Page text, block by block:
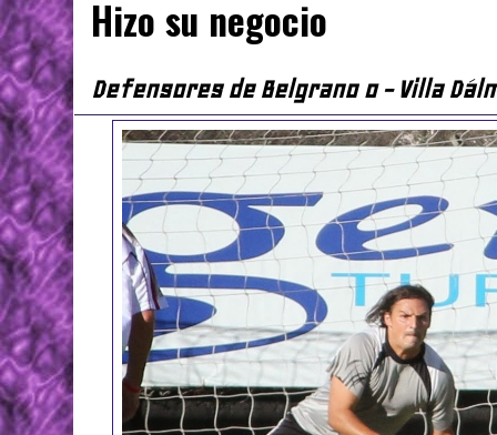
Hizo su negocio
Defensores de Belgrano 0 - Villa